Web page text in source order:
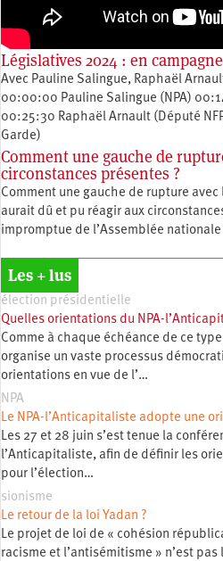
Législatives 2024 : en
Avec Pauline Salingue, Raphaël
00:00:00 Pauline Salingue (NPA)
00:25:30 Raphaël Arnault (Député
Garde)
Comment une gauche de
circonstances présentes ?
Comment une gauche de rupture avec
aurait dû et pu réagir aux
impromptue de l’Assemblée
Les + lus
élection présidentielle
Quelles orientations du NPA-
Comme à chaque échéance de ce
organise un vaste processus
orientations en vue de l’…
NPA
Le NPA-l’Anticapitaliste adopte une
Les 27 et 28 juin s’est tenue la
l’Anticapitaliste, afin de définir les
pour l’élection…
sionisme
Le retour de la loi Yadan ?
Le projet de loi de « cohésion
racisme et l’antisémitisme » n’est